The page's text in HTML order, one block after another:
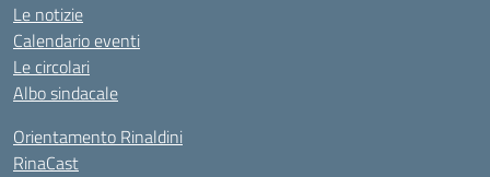
Le notizie
Calendario eventi
Le circolari
Albo sindacale
Orientamento Rinaldini
RinaCast